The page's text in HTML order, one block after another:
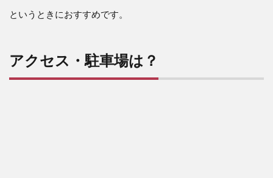
が嬉
し
メニ
ュー
というときにおすすめです。
アクセス・駐車場は？